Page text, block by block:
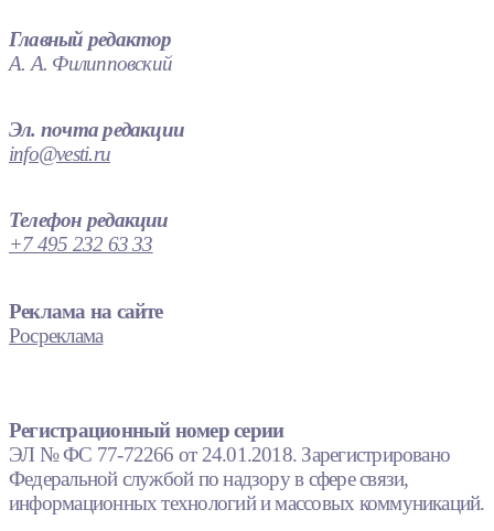
Главный редактор
А. А. Филипповский
Эл. почта редакции
info@vesti.ru
Телефон редакции
+7 495 232 63 33
Реклама на сайте
Росреклама
Регистрационный номер серии
ЭЛ № ФС 77-72266 от 24.01.2018. Зарегистрировано
Федеральной службой по надзору в сфере связи,
информационных технологий и массовых коммуникаций.